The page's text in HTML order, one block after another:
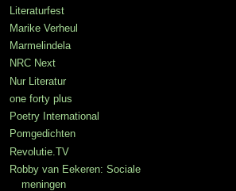
Literaturfest
Marike Verheul
Marmelindela
NRC Next
Nur Literatur
one forty plus
Poetry International
Pomgedichten
Revolutie.TV
Robby van Eekeren: Sociale
meningen